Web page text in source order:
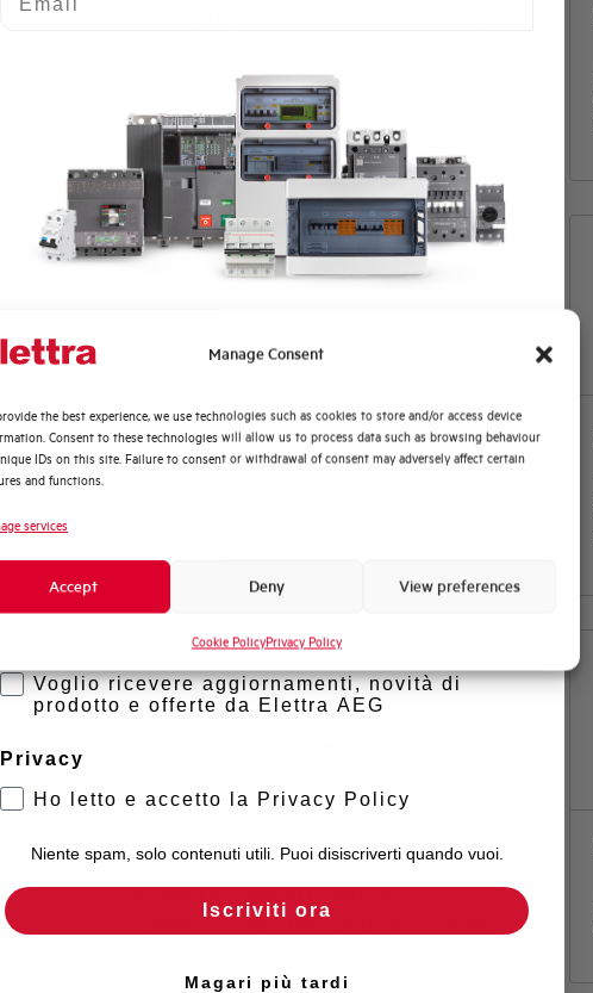
Manage Consent
the best experience, we use technologies such as cookies to store and/or access device
Consent to these technologies will allow us to process data such as browsing behaviour
IDs on this site. Failure to consent or withdrawal of consent may adversely affect certain
and functions.
services
Accept Deny View preferences
Cookie PolicyPrivacy Policy
COMPATTO AEG ENC 1P+1P C 6KA 13A
1M
ENC611C20
ENC62B10
INTERRUTTORE AUTOMATICO
COMPATTO AEG ENC 2P B 6KA 10A 1M
Quali argomenti ti interessano di più?
Automazione Industriale
Fotovoltaico
Sistema Quadri
Novità di prodotto
Promozioni e offerte
Formazione tecnica
Voglio ricevere aggiornamenti, novità di
prodotto e offerte da Elettra AEG
Privacy
Ho letto e accetto la Privacy Policy
Niente spam, solo contenuti utili. Puoi disiscriverti quando vuoi.
Iscriviti ora
Magari più tardi